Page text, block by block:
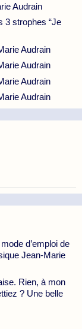
Audrain
3 strophes “Je
Audrain
Audrain
Audrain
Audrain
d’emploi de
Jean-Marie
Rien, à mon
? Une belle